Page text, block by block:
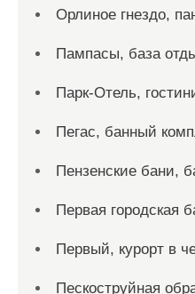
Орлиное гнездо,
Пампасы, база
Парк-Отель,
Пегас, банный
Пензенские бани,
Первая городская
Первый, курорт в
Пескоструйная